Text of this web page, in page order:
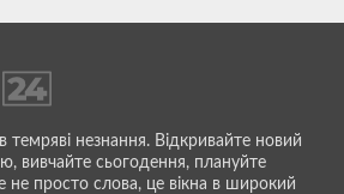
темряві незнання. Відкривайте новий
вивчайте сьогодення, плануйте
просто слова, це вікна в широкий